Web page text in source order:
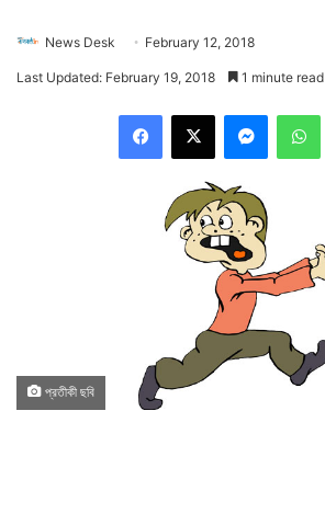
News Desk February 12, 2018
Last Updated: February 19, 2018 1 minute read
প্রতীকী ছবি